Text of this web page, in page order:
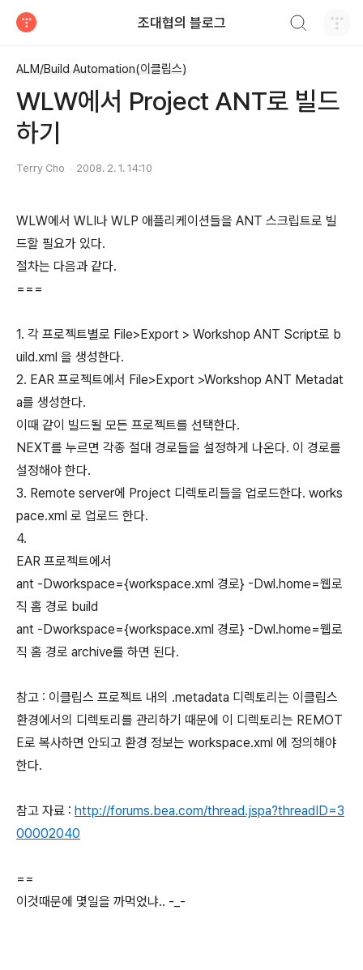
조대협의 블로그
ALM/Build Automation(이클립스)
WLW에서 Project ANT로 빌드
하기
Terry Cho 2008. 2. 1. 14:10
WLW에서 WLI나 WLP 애플리케이션들을 ANT 스크립트로 빌
드할 필요가 있다.
절차는 다음과 같다.
===
1. 각 프로젝트별로 File>Export > Workshop ANT Script로 b
uild.xml 을 생성한다.
2. EAR 프로젝트에서 File>Export >Workshop ANT Metadat
a를 생성한다.
이때 같이 빌드될 모든 프로젝트를 선택한다.
NEXT를 누르면 각종 절대 경로들을 설정하게 나온다. 이 경로를
설정해야 한다.
3. Remote server에 Project 디렉토리들을 업로드한다. works
pace.xml 로 업로드 한다.
4.
EAR 프로젝트에서
ant -Dworkspace={workspace.xml 경로} -Dwl.home=웹로
직 홈 경로 build
ant -Dworkspace={workspace.xml 경로} -Dwl.home=웹로
직 홈 경로 archive를 하면 된다.
참고 : 이클립스 프로젝트 내의 .metadata 디렉토리는 이클립스
환경에서의 디렉토리를 관리하기 때문에 이 디렉토리는 REMOT
E로 복사하면 안되고 환경 정보는 workspace.xml 에 정의해야
한다.
참고 자료 : http://forums.bea.com/thread.jspa?threadID=3
00002040
==
이것때문에 몇일을 까먹었냐.. -_-